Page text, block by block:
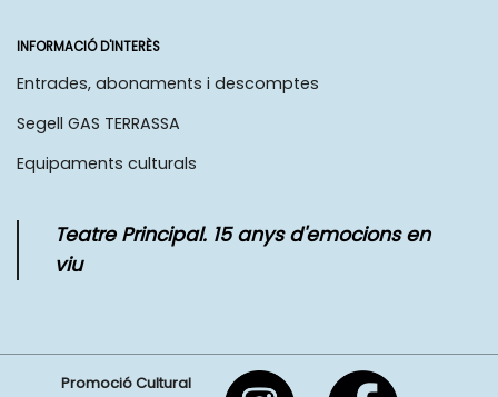
INFORMACIÓ D'INTERÈS
Entrades, abonaments i descomptes
Segell GAS TERRASSA
Equipaments culturals
Teatre Principal. 15 anys d'emocions en
viu
Promoció Cultural